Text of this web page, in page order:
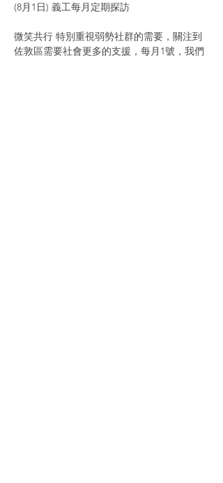
(8月1日) 義工每月定期探訪
微笑共行 特別重視弱勢社群的需要，關注到
佐敦區需要社會更多的支援，每月1號，我們